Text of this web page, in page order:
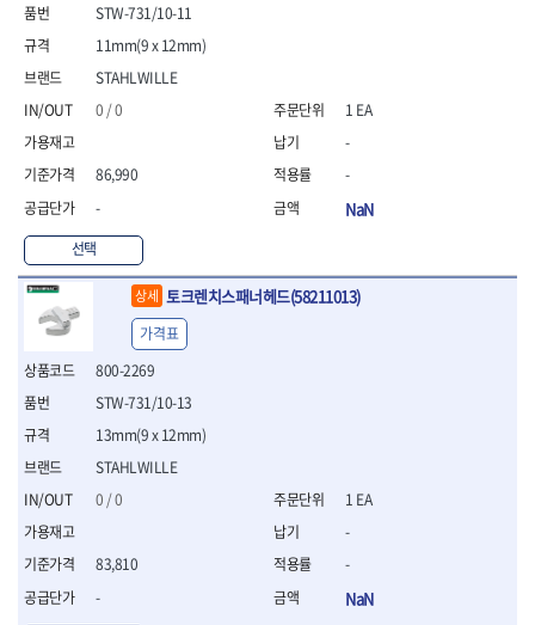
- 날교환드라이버세트
- 드라이버핸들
- 비트홀다드라이버
- 비트홀다드라이버세트
- 별비트
- 육각비트
- 검전드라이버
- 육각T렌치
- 전동비트홀다
- 드라이버비트세트
- 옵셋드라이버
- 스크래퍼드라이버
- 정밀드라이버
- 기어렌치
- 육각복스드라이버
- 툴첵플러스
- 볼트세터
- 에어앵글그라인더
- 에어원형샌더
- 에어펀치
- 에어스프레이건
- 운반가방
- 습식그라인더
- 건식그라인더
- 기타 악세사리
- 루터, 루터테이블
- 샌더폴리셔
이젠
일레드
츠노다(TTC)
협성
STAHLWILLE
0 / 0
86,990
-
선택
STW-731/10-11
11mm(9 x 12mm)
1 EA
-
-
NaN
상세 토크렌치스패너헤드(58211013)
800-2269
STAHLWILLE
0 / 0
83,810
-
STW-731/10-13
13mm(9 x 12mm)
가격표
1 EA
-
-
NaN